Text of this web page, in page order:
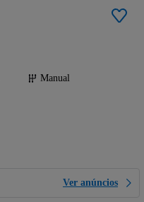
Manual
Ver anúncios